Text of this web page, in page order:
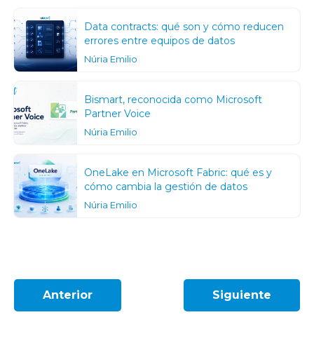
Data contracts: qué son y cómo reducen
errores entre equipos de datos
Núria Emilio
Bismart, reconocida como Microsoft
Partner Voice
Núria Emilio
OneLake en Microsoft Fabric: qué es y
cómo cambia la gestión de datos
Núria Emilio
Anterior Siguiente